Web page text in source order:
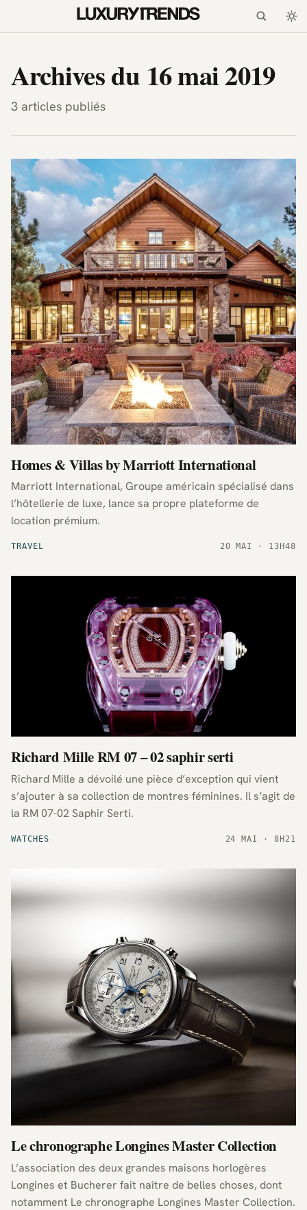
LuxuryTrends.fr —
Archives du 16 mai 2019
3 articles publiés
TRAVEL
Homes & Villas by Marriott International
Marriott International, Groupe américain spécialisé dans
l’hôtellerie de luxe, lance sa propre plateforme de
location prémium.
20 MAI · 13H48
WATCHES
Richard Mille RM 07 – 02 saphir serti
Richard Mille a dévoilé une pièce d’exception qui vient
s’ajouter à sa collection de montres féminines. Il s’agit de
la RM 07-02 Saphir Serti.
24 MAI · 8H21
Le chronographe Longines Master Collection
L’association des deux grandes maisons horlogères
Longines et Bucherer fait naître de belles choses, dont
notamment Le chronographe Longines Master Collection.